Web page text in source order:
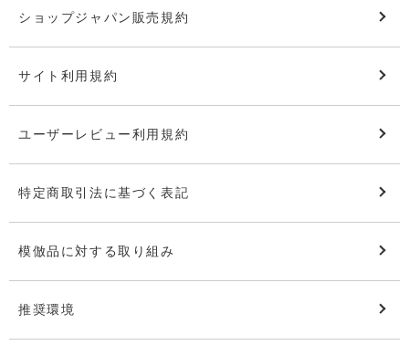
ショップジャパン販売規約
サイト利用規約
ユーザーレビュー利用規約
特定商取引法に基づく表記
模倣品に対する取り組み
推奨環境